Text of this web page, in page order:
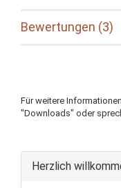
Bewertungen (3)
Für weitere
"Downloads" oder
Herzlich